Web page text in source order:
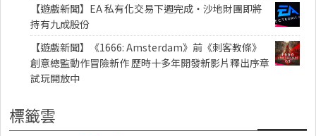
【遊戲新聞】EA 私有化交易下週完成・沙地財團即將
持有九成股份
【遊戲新聞】《1666: Amsterdam》前《刺客教條》
創意總監動作冒險新作 歷時十多年開發新影片釋出序章
試玩開放中
標籤雲